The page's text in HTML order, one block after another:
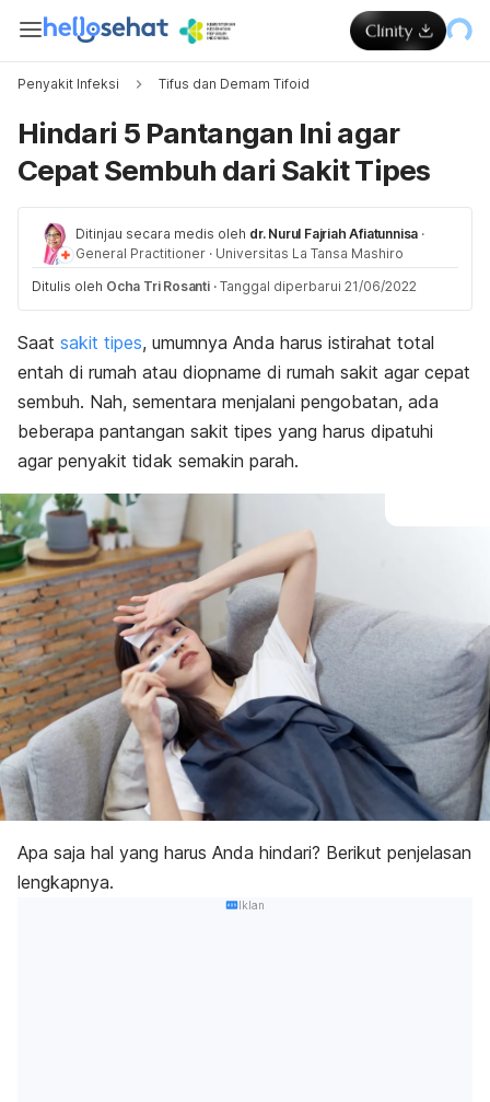
Penyakit Infeksi Tifus dan Demam Tifoid
Hindari 5 Pantangan Ini agar
Cepat Sembuh dari Sakit Tipes
Ditinjau secara medis oleh dr. Nurul Fajriah Afiatunnisa ·
General Practitioner · Universitas La Tansa Mashiro
Ditulis oleh Ocha Tri Rosanti · Tanggal diperbarui 21/06/2022
Saat sakit tipes, umumnya Anda harus istirahat total
entah di rumah atau diopname di rumah sakit agar cepat
sembuh. Nah, sementara menjalani pengobatan, ada
beberapa pantangan sakit tipes yang harus dipatuhi
agar penyakit tidak semakin parah.
Apa saja hal yang harus Anda hindari? Berikut penjelasan
lengkapnya.
Iklan